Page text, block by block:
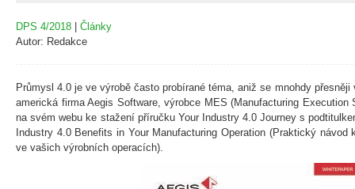
DPS 4/2018 | Články
Autor: Redakce
Průmysl 4.0 je ve výrobě často probírané téma, aniž se mnohdy
americká firma Aegis Software, výrobce MES (Manufacturing Execution
na svém webu ke stažení příručku Your Industry 4.0 Journey s
Industry 4.0 Benefits in Your Manufacturing Operation (Praktický
ve vašich výrobních operacích).